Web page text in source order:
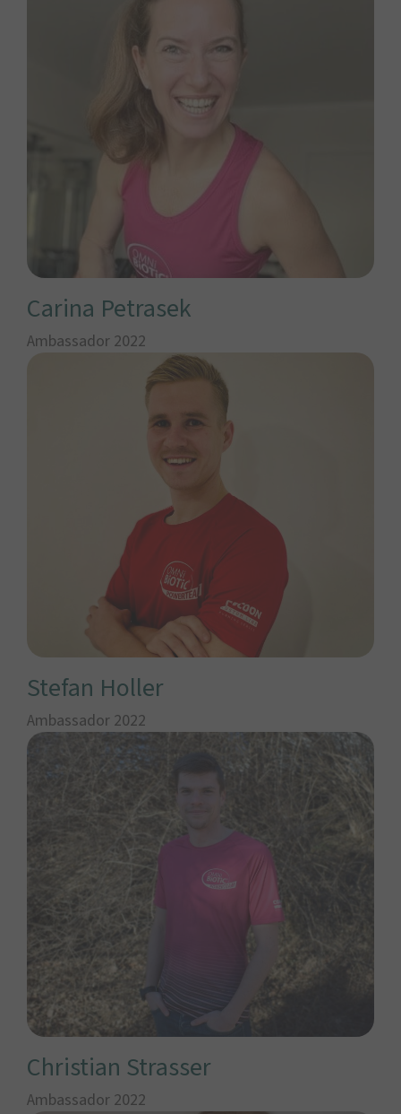
Carina Petrasek
Ambassador 2022
Stefan Holler
Ambassador 2022
Christian Strasser
Ambassador 2022